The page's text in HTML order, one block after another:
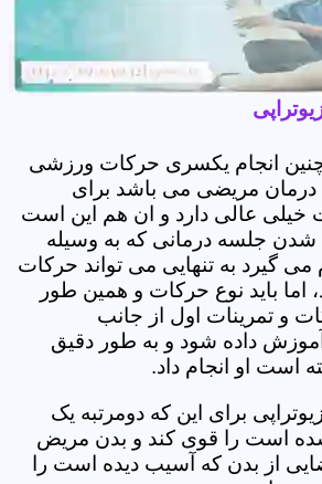
انجام یکسری حرکات ورزشی
درمان مریضی می باشد برای
خیلی عالی دارد و ان هم این است
شدن جلسه درمانی که به وسیله
می گیرد به تنهایی می تواند حرکات
اما باید نوع حرکات و همین طور
و تمرینات اول از جانب
آموزش داده شود و به طور دقیق
است او انجام داد.
برای این که دومرتبه یک
است را قوی کند و بدن مریض
از بدن که آسیب دیده است را